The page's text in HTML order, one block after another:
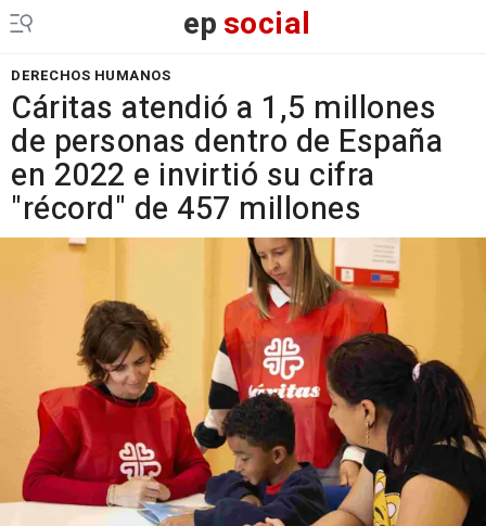
epsocial
DERECHOS HUMANOS
Cáritas atendió a 1,5 millones
de personas dentro de España
en 2022 e invirtió su cifra
"récord" de 457 millones